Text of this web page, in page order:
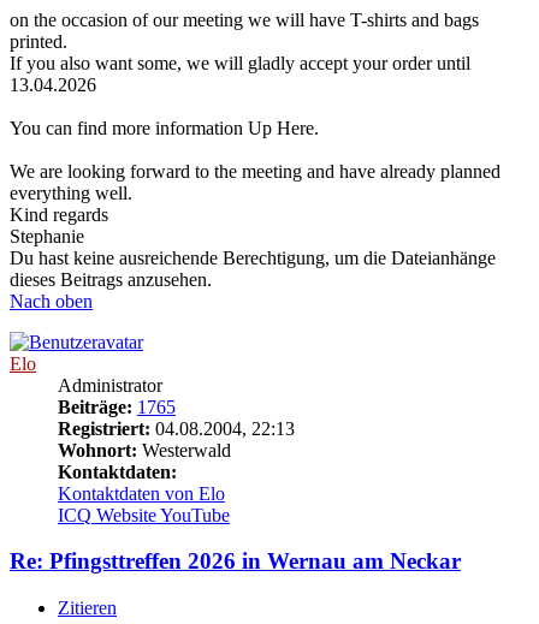
on the occasion of our meeting we will have T-shirts and bags
printed.
If you also want some, we will gladly accept your order until
13.04.2026
You can find more information Up Here.
We are looking forward to the meeting and have already planned
everything well.
Kind regards
Stephanie
Du hast keine ausreichende Berechtigung, um die Dateianhänge
dieses Beitrags anzusehen.
Nach oben
Elo
Administrator
Beiträge: 1765
Registriert: 04.08.2004, 22:13
Wohnort: Westerwald
Kontaktdaten:
Kontaktdaten von Elo
ICQ WebsiteYouTube
Re: Pfingsttreffen 2026 in Wernau am Neckar
Zitieren